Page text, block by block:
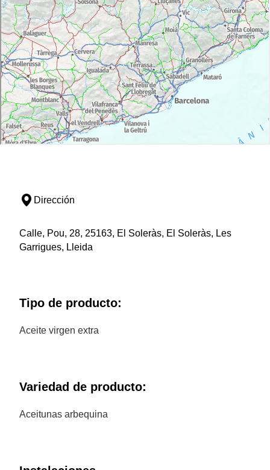
Dirección
Calle, Pou, 28, 25163, El Soleràs, El Soleràs, Les
Garrigues, Lleida
Tipo de producto:
Aceite virgen extra
Variedad de producto:
Aceitunas arbequina